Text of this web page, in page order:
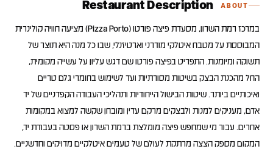
ABOUT
Restaurant Description
במרכז רמת השרון, מסעדת פיצה פורטו (Pizza Porto) מציעה חוויה קולינרית
המבוססת על מטבח איטלקי מודרני וארטיזנלי, שבו כל מנה היא תוצר של
תשוקה ומיומנות. התפריט בפיצה פורטו שם דגש עליון על עשייה מקומית,
החל מהכנת הבצק בשיטות מסורתיות ועד לשימוש בחומרי גלם טריים
ואיכותיים ביותר. שיטות הבישול הייחודיות ותהליכי העבודה הקפדניים של יד
אדם, מעניקים למנות ולבצקים מרקם עדין ומובחן שקשה למצוא במקומות
אחרים. עבור מי שמחפש פיצה מומלצת ברמת השרון או פסטה בעבודת יד,